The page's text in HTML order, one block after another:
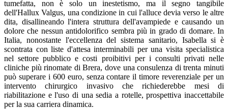
tumefatta, non è solo un inestetismo, ma il segno tangibile
dell'Hallux Valgus, una condizione in cui l'alluce devia verso le altre
dita, disallineando l'intera struttura dell'avampiede e causando un
dolore che nessun antidolorifico sembra più in grado di domare. In
Italia, nonostante l'eccellenza del sistema sanitario, Isabella si è
scontrata con liste d'attesa interminabili per una visita specialistica
nel settore pubblico e costi proibitivi per i consulti privati nelle
cliniche più rinomate di Brera, dove una consulenza di trenta minuti
può superare i 600 euro, senza contare il timore reverenziale per un
intervento chirurgico invasivo che richiederebbe mesi di
riabilitazione e l'uso di una sedia a rotelle, prospettiva inaccettabile
per la sua carriera dinamica.